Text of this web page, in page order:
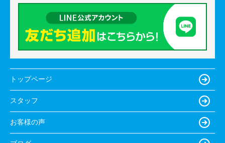
トップページ
スタッフ
お客様の声